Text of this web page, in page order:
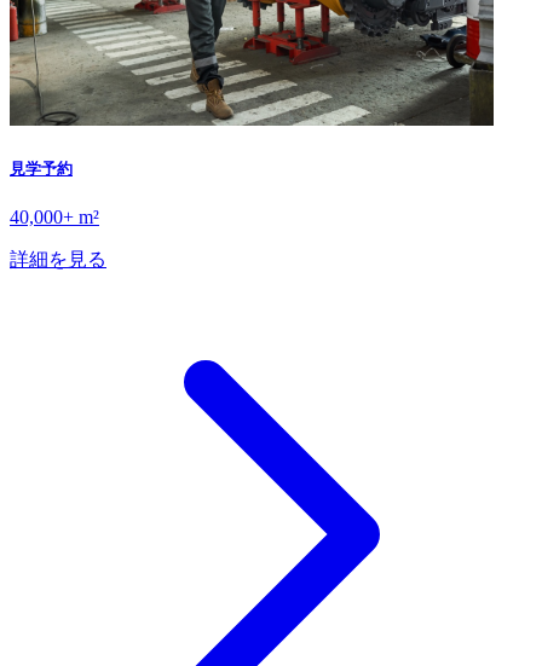
見学予約
40,000+ m²
詳細を見る